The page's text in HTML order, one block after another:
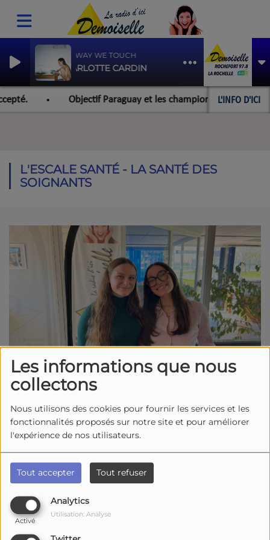
Les informations que nous
collectons
Nous utilisons des cookies pour fournir les services et les
fonctionnalités proposés sur notre site et pour améliorer
l'expérience de nos utilisateurs.
Tout accepter Tout refuser
Analytics
Activé
Utilisation: Analyse
THE WAY WE TOUCH
CHARLOTTE CARDIN
L'INFO D'ICI
Objectif Paraguay et les championnats du
L'ESCALE SANTÉ - LA SANTÉ DES
SOIGNANTS
2346 vues
Écouter le podcast Télécharger le podcast
Dans ce deuxième numéro de "l'escale santé"
en partenariat avec laCPTS
professionnelle territoriale de santé). Dans cette
émission, nous nous intéressons à un sujet
encore trop peu abordé :